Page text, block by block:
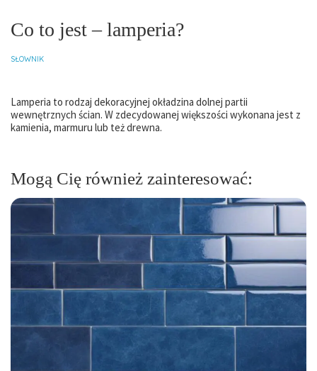
Co to jest – lamperia?
SŁOWNIK
Lamperia to rodzaj dekoracyjnej okładzina dolnej partii
wewnętrznych ścian. W zdecydowanej większości wykonana jest z
kamienia, marmuru lub też drewna.
Mogą Cię również zainteresować: